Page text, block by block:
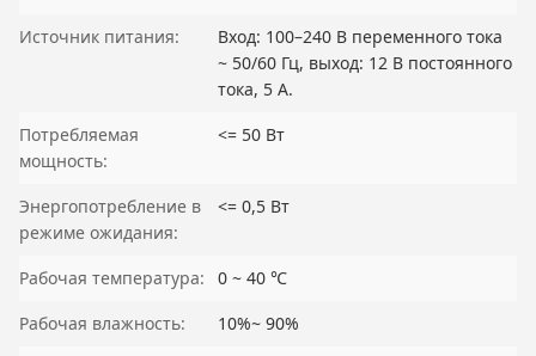
Источник питания:
Вход: 100–240 В переменного тока
~ 50/60 Гц, выход: 12 В постоянного
тока, 5 А.
Потребляемая
мощность:
<= 50 Вт
Энергопотребление в
режиме ожидания:
<= 0,5 Вт
Рабочая температура:
0 ~ 40 ℃
Рабочая влажность:
10%~ 90%